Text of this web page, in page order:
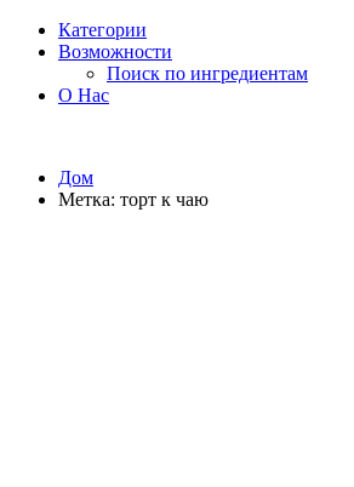
Категории
Возможности
Поиск по ингредиентам
О Нас
Дом
Метка: торт к чаю